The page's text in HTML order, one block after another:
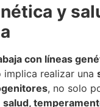
y
con líneas
realizar una
, no solo
salud,